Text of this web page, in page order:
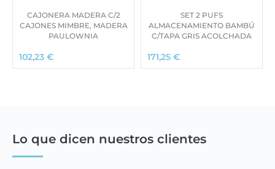
CAJONERA MADERA C/2
CAJONES MIMBRE, MADERA
PAULOWNIA
102,23 €
SET 2 PUFS
ALMACENAMIENTO BAMBÚ
C/TAPA GRIS ACOLCHADA
171,25 €
Lo que dicen nuestros clientes